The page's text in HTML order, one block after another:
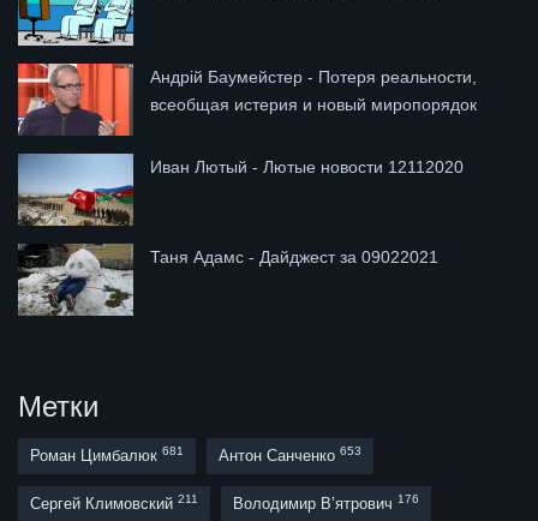
Андрій Баумейстер - Потеря реальности,
всеобщая истерия и новый миропорядок
Иван Лютый - Лютые новости 12112020
Таня Адамс - Дайджест за 09022021
Метки
Роман Цимбалюк 681 Антон Санченко 653
Сергей Климовский 211 Володимир В’ятрович 176